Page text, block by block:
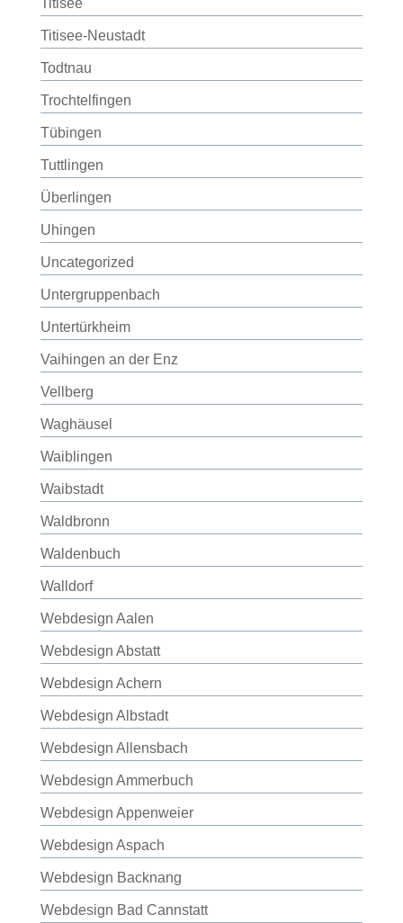
Titisee
Titisee-Neustadt
Todtnau
Trochtelfingen
Tübingen
Tuttlingen
Überlingen
Uhingen
Uncategorized
Untergruppenbach
Untertürkheim
Vaihingen an der Enz
Vellberg
Waghäusel
Waiblingen
Waibstadt
Waldbronn
Waldenbuch
Walldorf
Webdesign Aalen
Webdesign Abstatt
Webdesign Achern
Webdesign Albstadt
Webdesign Allensbach
Webdesign Ammerbuch
Webdesign Appenweier
Webdesign Aspach
Webdesign Backnang
Webdesign Bad Cannstatt